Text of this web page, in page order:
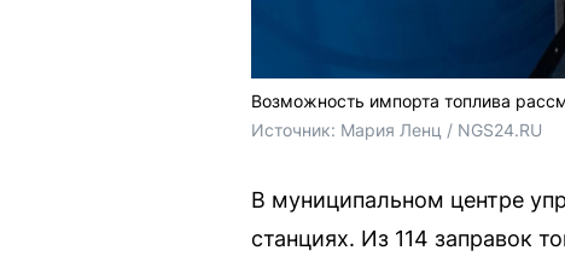
Возможность импорта топлива
Источник: Мария Ленц / NGS24.RU
В муниципальном центре
станциях. Из 114 заправок